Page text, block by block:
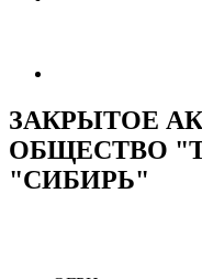
ЗАКРЫТОЕ
ОБЩЕСТВО
"СИБИРЬ"